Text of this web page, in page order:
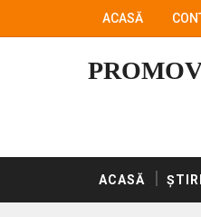
ACASĂ
ACASĂ ȘTIRI